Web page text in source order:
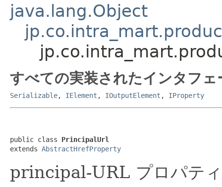
java.lang.Object
すべての実装されたインタフ
Serializable, IElement , IOutputElement , IProperty
public class PrincipalUrl
extends AbstractHrefProperty
principal-URL プロパティ